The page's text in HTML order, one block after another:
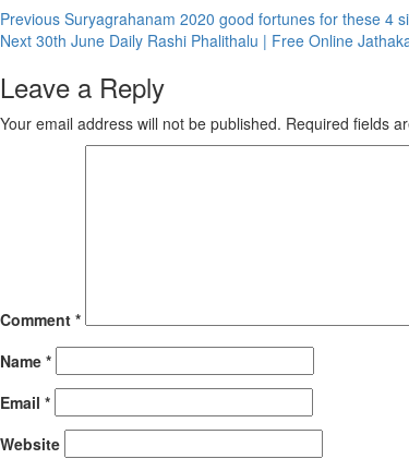
Continue
Reading
Previous Suryagrahanam 2020 good fortunes for these 4
Next 30th June Daily Rashi Phalithalu | Free Online
Leave a Reply
Your email address will not be published. Required fields
Comment *
Name *
Email *
Website